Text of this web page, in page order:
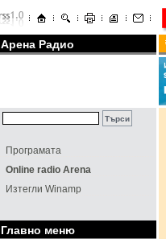
Арена Радио
Програмата
Online radio Arena
Изтегли Winamp
Главно меню